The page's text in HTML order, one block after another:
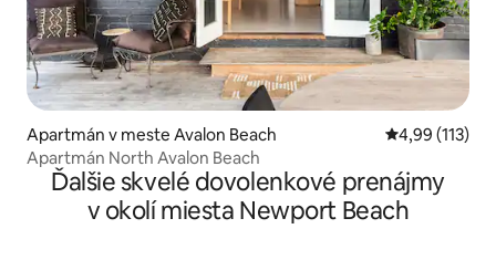
Apartmán v meste Avalon Beach Priemerné
4,99 (113)
Apartmán North Avalon Beach
Ďalšie skvelé dovolenkové prenájmy
v okolí miesta Newport Beach